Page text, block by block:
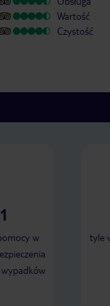
Wartość
Czystość
w
tyle